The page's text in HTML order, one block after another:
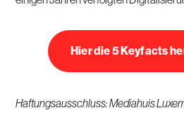
Hier die 5 Keyfacts
Haftungsausschluss: Mediahuis